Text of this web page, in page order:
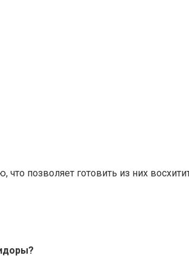
позволяет готовить из них